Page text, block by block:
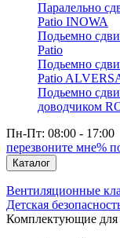
Паралельно
Patio INOWA
Подьемно
Patio
Подьемно
Patio
Подьемно
доводчиком
Пн-Пт: 08:00 - 17:00
перезвоните мне%
Каталог
Вентиляционные
Детская
Комплектующие для